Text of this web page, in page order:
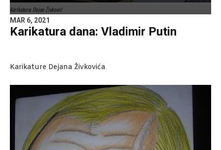
Karikatura: Dejan Živković
MAR 6, 2021
Karikatura dana: Vladimir Putin
Karikature Dejana Živkovića